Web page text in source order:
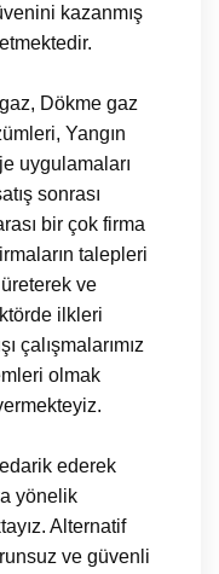
kazanmış
Dökme gaz
Yangın
uygulamaları
sonrası
bir çok firma
talepleri
ve
ilkleri
çalışmalarımız
olmak
ederek
yönelik
Alternatif
ve güvenli